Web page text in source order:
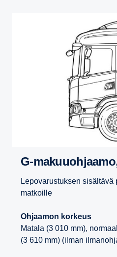
G-​
Lepovarustuksen
matkoille
Ohjaamon korkeus
Matala (3 010 mm),
(3 610 mm) (ilman